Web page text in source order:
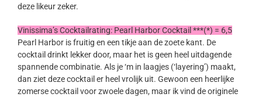
deze likeur zeker.
Vinissima’s Cocktailrating: Pearl Harbor Cocktail ***(*) = 6,5
Pearl Harbor is fruitig en een tikje aan de zoete kant. De
cocktail drinkt lekker door, maar het is geen heel uitdagende
spannende combinatie. Als je ‘m in laagjes (‘layering’) maakt,
dan ziet deze cocktail er heel vrolijk uit. Gewoon een heerlijke
zomerse cocktail voor zwoele dagen, maar ik vind de originele